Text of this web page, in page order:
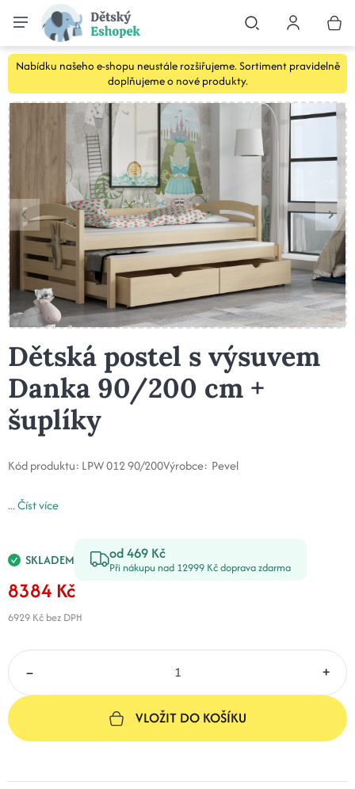
Nabídku našeho e-shopu neustále rozšiřujeme. Sortiment pravidelně
doplňujeme o nové produkty.
Dětská postel s výsuvem
Danka 90/200 cm +
šuplíky
Kód produktu: LPW 012 90/200Výrobce: Pevel
...Číst více
SKLADEM od 469 Kč
Při nákupu nad 12999 Kč doprava zdarma
8384 Kč
6929 Kč bez DPH
– +
VLOŽIT DO KOŠÍKU